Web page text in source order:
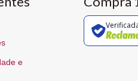
e